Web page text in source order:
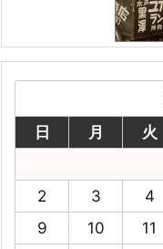
日
月 火
2
3 4
9
10 11